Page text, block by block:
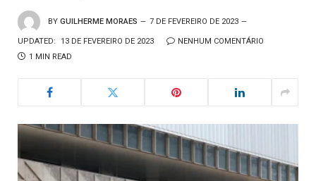
BY GUILHERME MORAES 7 DE FEVEREIRO DE 2023
UPDATED: 13 DE FEVEREIRO DE 2023
NENHUM COMENTÁRIO
1 MIN READ